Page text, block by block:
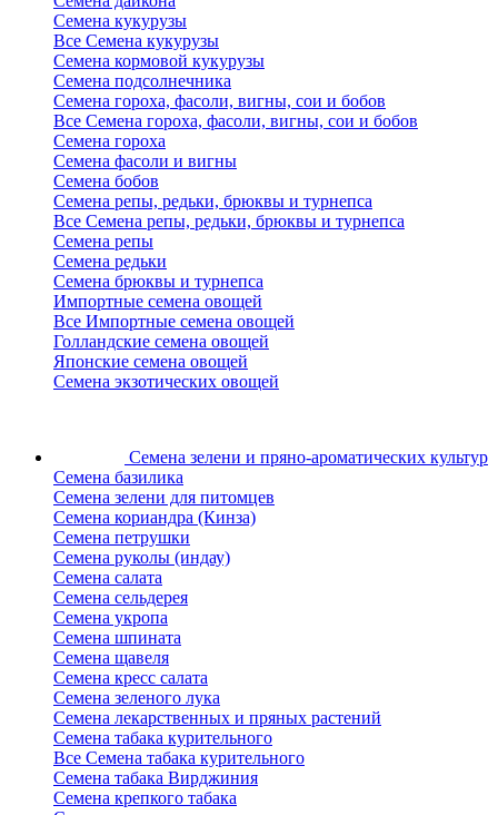
Семена кукурузы
Все Семена кукурузы
Семена кормовой кукурузы
Семена подсолнечника
Семена гороха, фасоли, вигны, сои и бобов
Все Семена гороха, фасоли, вигны, сои и бобов
Семена гороха
Семена фасоли и вигны
Семена бобов
Семена репы, редьки, брюквы и турнепса
Все Семена репы, редьки, брюквы и турнепса
Семена репы
Семена редьки
Семена брюквы и турнепса
Импортные семена овощей
Все Импортные семена овощей
Голландские семена овощей
Японские семена овощей
Семена экзотических овощей
Семена зелени и пряно-ароматических культур
Семена базилика
Семена зелени для питомцев
Семена кориандра (Кинза)
Семена петрушки
Семена руколы (индау)
Семена салата
Семена сельдерея
Семена укропа
Семена шпината
Семена щавеля
Семена кресс салата
Семена зеленого лука
Семена лекарственных и пряных растений
Семена табака курительного
Все Семена табака курительного
Семена табака Вирджиния
Семена крепкого табака